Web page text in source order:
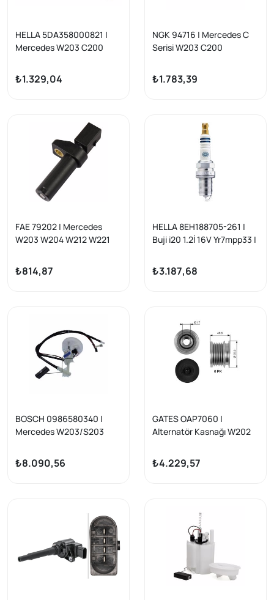
HELLA 5DA358000821 |
Mercedes W203 C200
M271 Ateşleme Bobini
₺1.329,04
NGK 94716 | Mercedes C
Serisi W203 C200
W204/W211/W212
C207/C209 R172 Ateşleme
₺1.783,39
FAE 79202 | Mercedes
W203 W204 W212 W221
Sensörü
₺814,87
HELLA 8EH188705-261 |
Buji i20 1.2İ 16V Yr7mpp33 |
₺3.187,68
BOSCH 0986580340 |
Mercedes W203/S203
00-02
₺8.090,56
GATES OAP7060 |
Alternatör Kasnağı W202
638 Sprinter 00 > 06
₺4.229,57